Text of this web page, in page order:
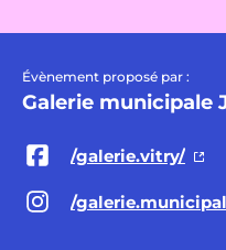
Évènement proposé par :
Galerie municipale
/galerie.vitry/
/